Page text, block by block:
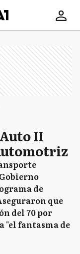
II
de
que
del 70 por
"el fantasma de